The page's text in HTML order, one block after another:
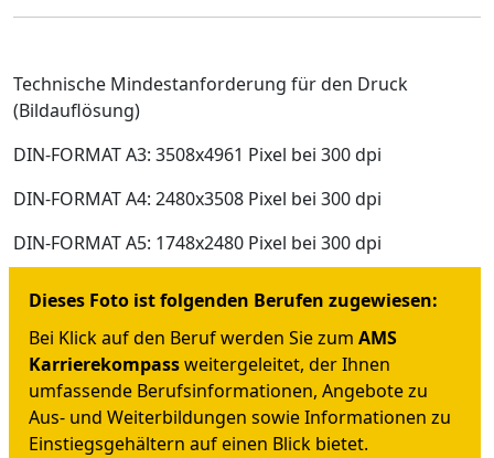
Technische Mindestanforderung für den Druck
(Bildauflösung)
DIN-FORMAT A3: 3508x4961 Pixel bei 300 dpi
DIN-FORMAT A4: 2480x3508 Pixel bei 300 dpi
DIN-FORMAT A5: 1748x2480 Pixel bei 300 dpi
Dieses Foto ist folgenden Berufen zugewiesen:
Bei Klick auf den Beruf werden Sie zum AMS
Karrierekompassweitergeleitet, der Ihnen
umfassende Berufsinformationen, Angebote zu
Aus- und Weiterbildungen sowie Informationen zu
Einstiegsgehältern auf einen Blick bietet.